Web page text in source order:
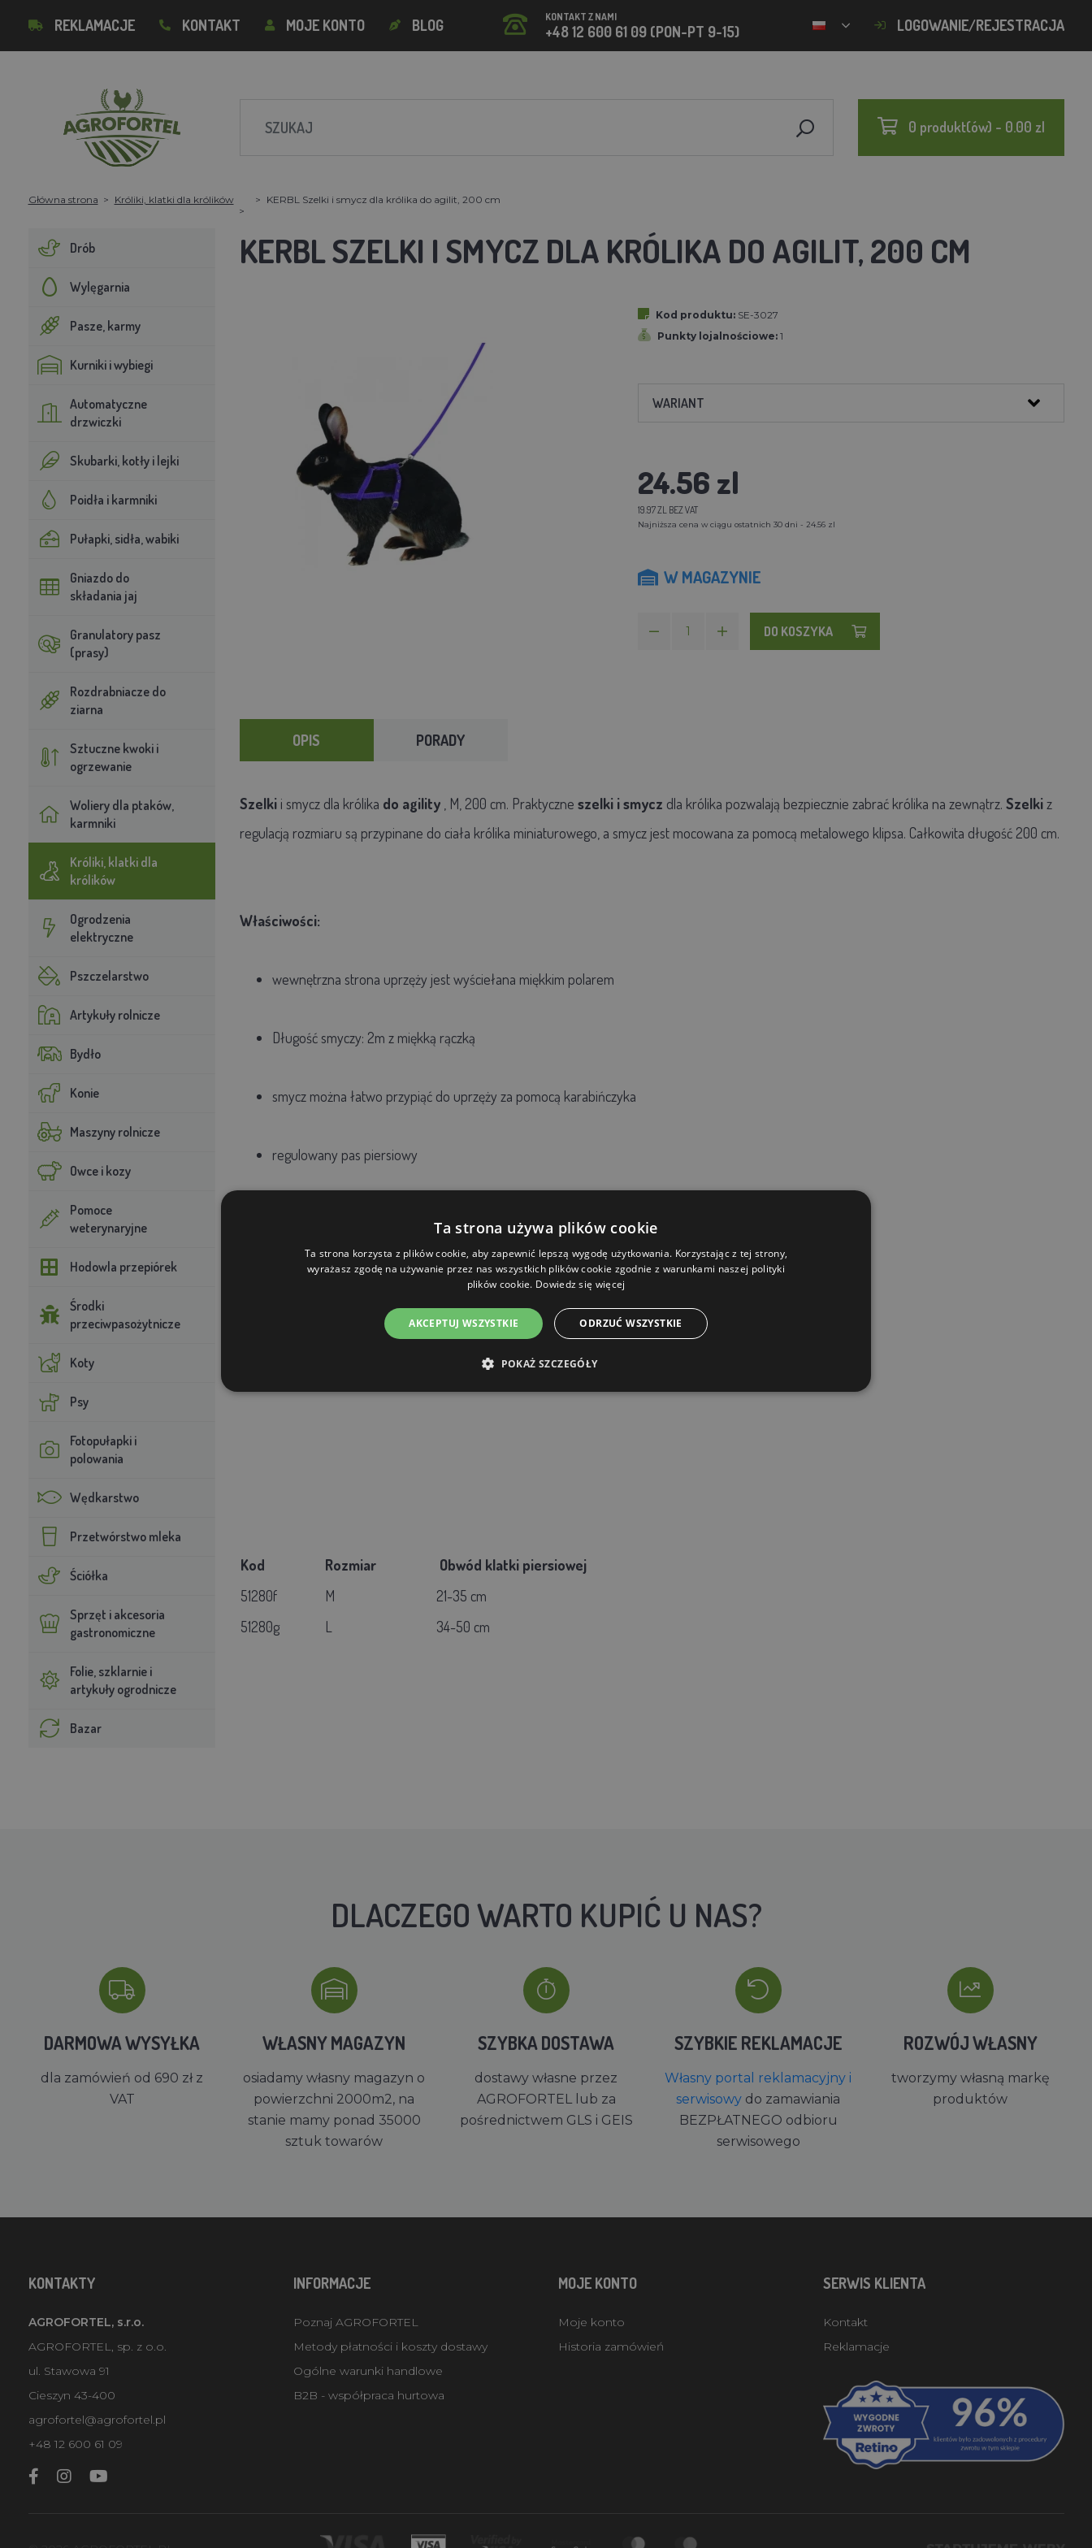
REKLAMACJE KONTAKT MOJE KONTO BLOG KONTAKT Z NAMI
+48 12 600 61 09 (PON-PT 9-15) LOGOWANIE/REJESTRACJA
0 produkt(ów) - 0.00 zl
Główna strona Króliki, klatki dla królików KERBL Szelki i smycz dla królika do agilit, 200 cm
Drób
Wylęgarnia
Pasze, karmy
Kurniki i wybiegi
Automatyczne
drzwiczki
Skubarki, kotły i lejki
Poidła i karmniki
Pułapki, sidła, wabiki
Gniazdo do
składania jaj
Granulatory pasz
(prasy)
Rozdrabniacze do
ziarna
Sztuczne kwoki i
ogrzewanie
Woliery dla ptaków,
karmniki
Króliki, klatki dla
królików
Ogrodzenia
elektryczne
Pszczelarstwo
Artykuły rolnicze
Bydło
Konie
Maszyny rolnicze
Owce i kozy
Pomoce
weterynaryjne
Hodowla przepiórek
Środki
przeciwpasożytnicze
Koty
Psy
Fotopułapki i
polowania
Wędkarstwo
Przetwórstwo mleka
Ściółka
Sprzęt i akcesoria
gastronomiczne
Folie, szklarnie i
artykuły ogrodnicze
Bazar
KERBL SZELKI I SMYCZ DLA KRÓLIKA DO AGILIT, 200 CM
Kod produktu: SE-3027
Punkty lojalnościowe: 1
WARIANT
24.56 zl
19.97 ZL BEZ VAT
Najniższa cena w ciągu ostatnich 30 dni - 24.56 zl
W MAGAZYNIE
DO KOSZYKA
OPIS PORADY
Szelkii smycz dla królika do agility, M, 200 cm. Praktyczne szelki i smycz dla królika pozwalają bezpiecznie zabrać królika na zewnątrz. Szelkiz
regulacją rozmiaru są przypinane do ciała królika miniaturowego, a smycz jest mocowana za pomocą metalowego klipsa. Całkowita długość 200 cm.
Właściwości:
wewnętrzna strona uprzęży jest wyściełana miękkim polarem
Długość smyczy: 2m z miękką rączką
smycz można łatwo przypiąć do uprzęży za pomocą karabińczyka
regulowany pas piersiowy
Kod Rozmiar
Obwód klatki piersiowej
51280f
M
21-35 cm
51280g
L 34-50 cm
DLACZEGO WARTO KUPIĆ U NAS?
DARMOWA WYSYŁKA
dla zamówień od 690 zł z
VAT
WŁASNY MAGAZYN
osiadamy własny magazyn o
powierzchni 2000m2, na
stanie mamy ponad 35000
sztuk towarów
SZYBKA DOSTAWA
dostawy własne przez
AGROFORTEL lub za
pośrednictwem GLS i GEIS
SZYBKIE REKLAMACJE
Własny portal reklamacyjny i
serwisowy do zamawiania
BEZPŁATNEGO odbioru
serwisowego
ROZWÓJ WŁASNY
tworzymy własną markę
produktów
KONTAKTY
AGROFORTEL, s.r.o.
AGROFORTEL, sp. z o.o.
ul. Stawowa 91
Cieszyn 43-400
agrofortel@agrofortel.pl
+48 12 600 61 09
INFORMACJE
Poznaj AGROFORTEL
Metody płatności i koszty dostawy
Ogólne warunki handlowe
B2B - współpraca hurtowa
MOJE KONTO
Moje konto
Historia zamówień
SERWIS KLIENTA
Kontakt
Reklamacje
Ta strona używa plików cookie
Ta strona korzysta z plików cookie, aby zapewnić lepszą wygodę użytkowania. Korzystając z tej strony,
wyrażasz zgodę na używanie przez nas wszystkich plików cookie zgodnie z warunkami naszej polityki
plików cookie. Dowiedz się więcej
AKCEPTUJ WSZYSTKIE ODRZUĆ WSZYSTKIE
POKAŻ SZCZEGÓŁY